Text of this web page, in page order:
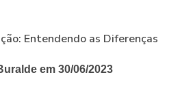
Entendendo as Diferenças
em 30/06/2023